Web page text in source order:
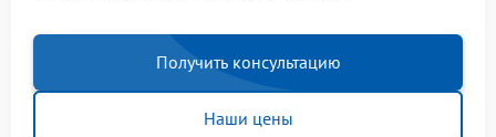
Получить консультацию
Наши цены